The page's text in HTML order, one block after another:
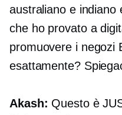
australiano e indiano
che ho provato a
promuovere i
esattamente?
Akash: Questo è